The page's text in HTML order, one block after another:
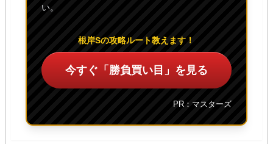
い。
根岸Sの攻略ルート教えます！
今すぐ「勝負買い目」を見る
PR：マスターズ